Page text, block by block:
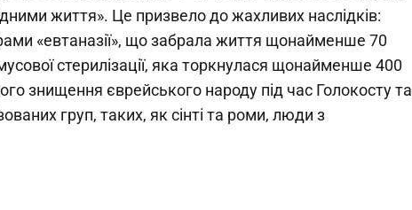
життя». Це призвело до жахливих наслідків:
«евтаназії», що забрала життя щонайменше 70
стерилізації, яка торкнулася щонайменше 400
знищення єврейського народу під час Голокосту та
груп, таких, як сінті та роми, люди з